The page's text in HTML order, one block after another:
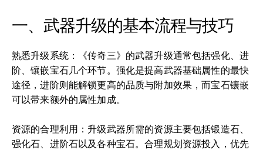
一、武器升级的基本流程与技巧
熟悉升级系统：《传奇三》的武器升级通常包括强化、进
阶、镶嵌宝石几个环节。强化是提高武器基础属性的最快
途径，进阶则能解锁更高的品质与附加效果，而宝石镶嵌
可以带来额外的属性加成。
资源的合理利用：升级武器所需的资源主要包括锻造石、
强化石、进阶石以及各种宝石。合理规划资源投入，优先